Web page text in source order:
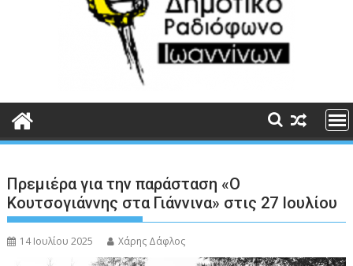
Πρεμιέρα για την παράσταση «Ο
Κουτσογιάννης στα Γιάννινα» στις 27 Ιουλίου
14 Ιουλίου 2025 Χάρης Δάφλος